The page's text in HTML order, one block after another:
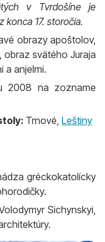
v Tvrdošíne je
konca 17. storočia.
obrazy apoštolov,
obraz svätého Juraja
a anjelmi.
2008 na zozname
Trnové, Leštiny
gréckokatolícky
Sichynskyi,